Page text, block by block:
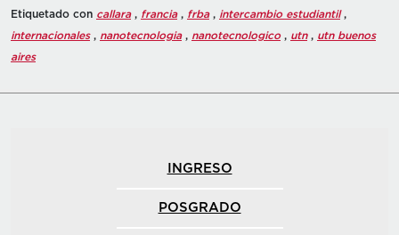
Etiquetado con callara, francia, frba, intercambio estudiantil,
internacionales, nanotecnologia, nanotecnologico, utn, utn buenos
aires
INGRESO
POSGRADO